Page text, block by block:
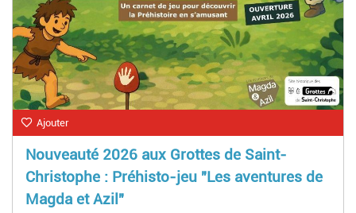
Ajouter
Nouveauté 2026 aux Grottes de Saint-
Christophe : Préhisto-jeu "Les aventures de
Magda et Azil"